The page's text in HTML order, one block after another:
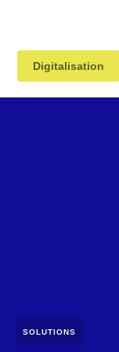
Digitalisation
SOLUTIONS